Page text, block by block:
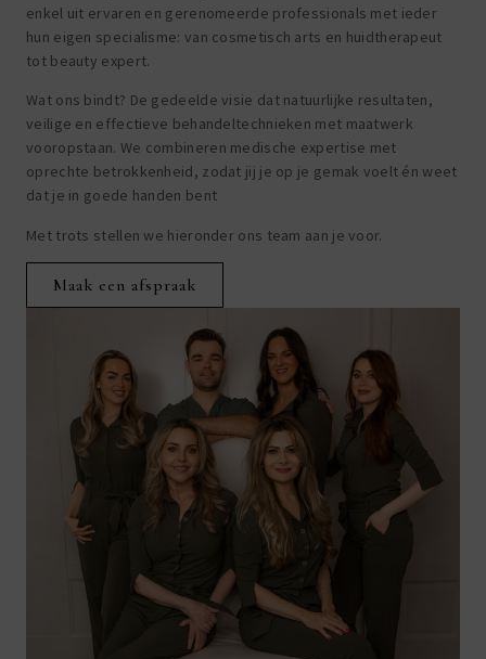
enkel uit ervaren en gerenomeerde professionals met ieder
hun eigen specialisme: van cosmetisch arts en huidtherapeut
tot beauty expert.
Wat ons bindt? De gedeelde visie dat natuurlijke resultaten,
veilige en effectieve behandeltechnieken met maatwerk
vooropstaan. We combineren medische expertise met
oprechte betrokkenheid, zodat jij je op je gemak voelt én weet
dat je in goede handen bent
Met trots stellen we hieronder ons team aan je voor.
Maak een afspraak